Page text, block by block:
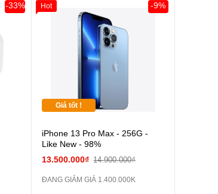
-33%
Giá tốt !
iPhone 13 Pro Max - 256G -
Like New - 98%
13.500.000₫ 14.900.000₫
-9%
ĐANG GIẢM GIÁ 1.400.000K
Hot